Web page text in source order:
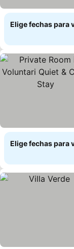
Elige fechas para
Elige fechas para